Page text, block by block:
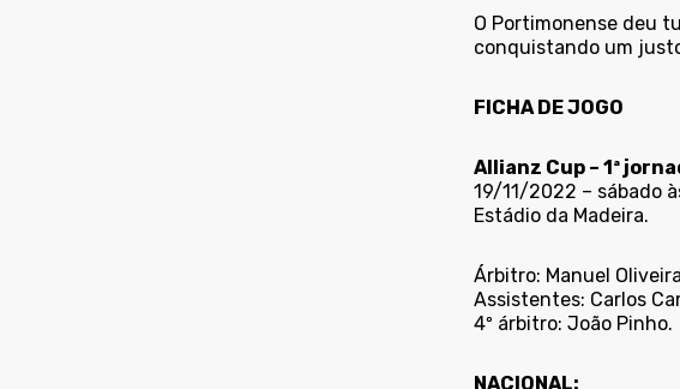
O Portimonense deu
conquistando um
FICHA DE JOGO
Allianz Cup – 1ª
19/11/2022 – sábado
Estádio da Madeira.
Árbitro: Manuel
Assistentes: Carlos
4º árbitro: João Pinho.
NACIONAL: